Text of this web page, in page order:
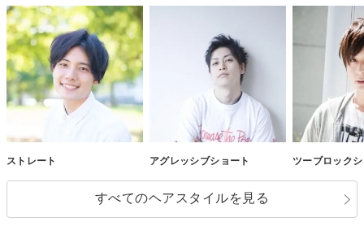
ストレート アグレッシブショート ツーブロック
すべてのヘアスタイルを見る